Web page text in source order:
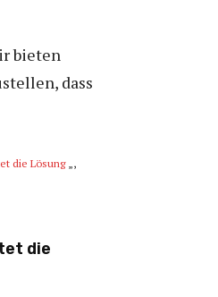
bieten
dass
die Lösung„,
die